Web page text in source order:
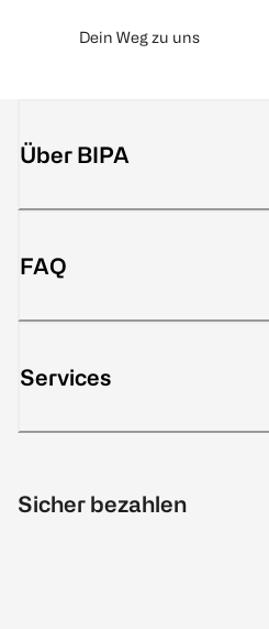
Dein Weg zu uns
Über BIPA
FAQ
Services
Sicher bezahlen